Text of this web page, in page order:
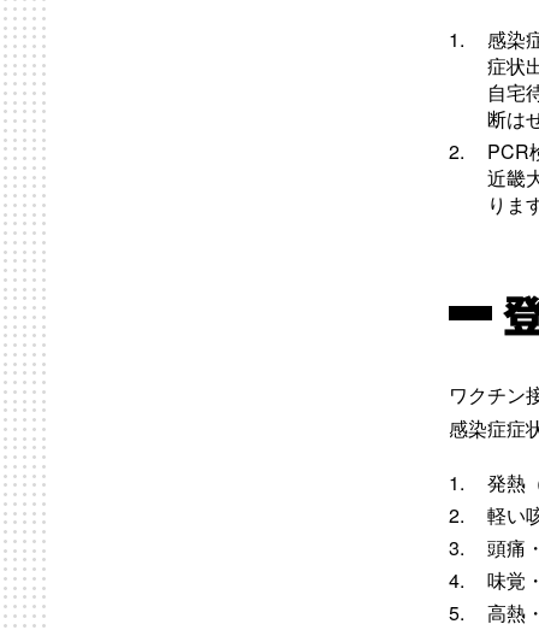
感染
症状
自宅
断は
PCR
近畿
りま
ワクチン
感染症症
発熱
軽い
頭痛
味覚
高熱